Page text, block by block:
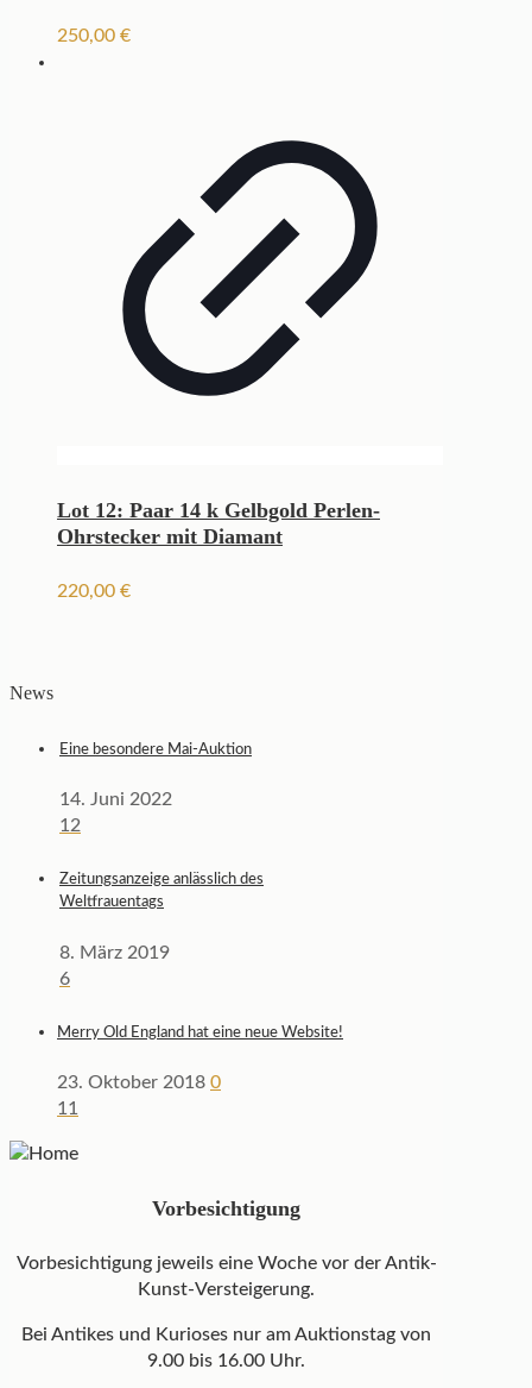
250,00 €
Lot 12: Paar 14 k Gelbgold Perlen-
Ohrstecker mit Diamant
220,00 €
News
Eine besondere Mai-Auktion
14. Juni 2022
12
Zeitungsanzeige anlässlich des
Weltfrauentags
8. März 2019
6
Merry Old England hat eine neue Website!
23. Oktober 2018 0
11
Vorbesichtigung
Vorbesichtigung jeweils eine Woche vor der Antik-
Kunst-Versteigerung.
Bei Antikes und Kurioses nur am Auktionstag von
9.00 bis 16.00 Uhr.